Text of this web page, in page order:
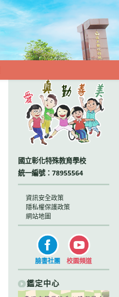
國立彰化特殊教育學校
統一編號：78955564
資訊安全政策
隱私權保護政策
網站地圖
臉書社團 校園頻道
鑑定中心